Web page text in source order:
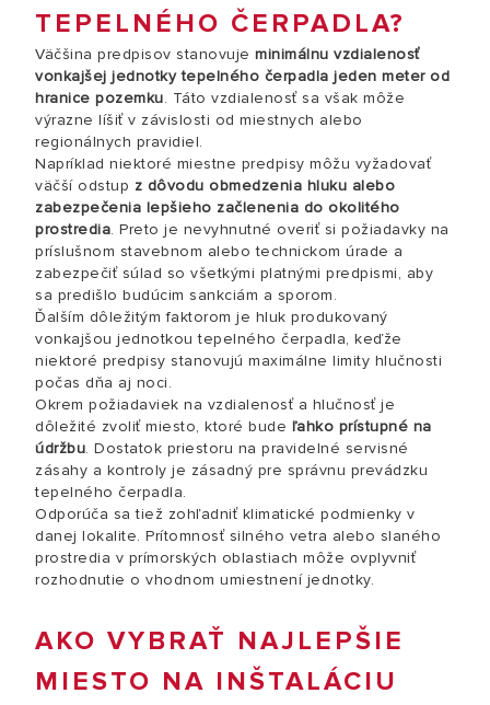
TEPELNÉHO ČERPADLA?
Väčšina predpisov stanovuje minimálnu vzdialenosť
vonkajšej jednotky tepelného čerpadla jeden meter od
hranice pozemku. Táto vzdialenosť sa však môže
výrazne líšiť v závislosti od miestnych alebo
regionálnych pravidiel.
Napríklad niektoré miestne predpisy môžu vyžadovať
väčší odstup z dôvodu obmedzenia hluku alebo
zabezpečenia lepšieho začlenenia do okolitého
prostredia. Preto je nevyhnutné overiť si požiadavky na
príslušnom stavebnom alebo technickom úrade a
zabezpečiť súlad so všetkými platnými predpismi, aby
sa predišlo budúcim sankciám a sporom.
Ďalším dôležitým faktorom je hluk produkovaný
vonkajšou jednotkou tepelného čerpadla, keďže
niektoré predpisy stanovujú maximálne limity hlučnosti
počas dňa aj noci.
Okrem požiadaviek na vzdialenosť a hlučnosť je
dôležité zvoliť miesto, ktoré bude ľahko prístupné na
údržbu. Dostatok priestoru na pravidelné servisné
zásahy a kontroly je zásadný pre správnu prevádzku
tepelného čerpadla.
Odporúča sa tiež zohľadniť klimatické podmienky v
danej lokalite. Prítomnosť silného vetra alebo slaného
prostredia v prímorských oblastiach môže ovplyvniť
rozhodnutie o vhodnom umiestnení jednotky.
AKO VYBRAŤ NAJLEPŠIE
MIESTO NA INŠTALÁCIU